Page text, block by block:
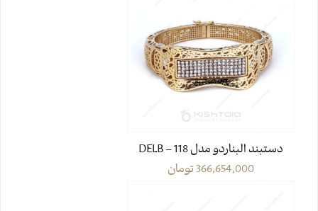
دستبند البناردو مدل DELB – 118
366,654,000تومان